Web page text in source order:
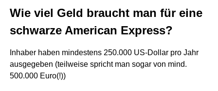
Wie viel Geld braucht man für eine
schwarze American Express?
Inhaber haben mindestens 250.000 US-Dollar pro Jahr
ausgegeben (teilweise spricht man sogar von mind.
500.000 Euro(!))